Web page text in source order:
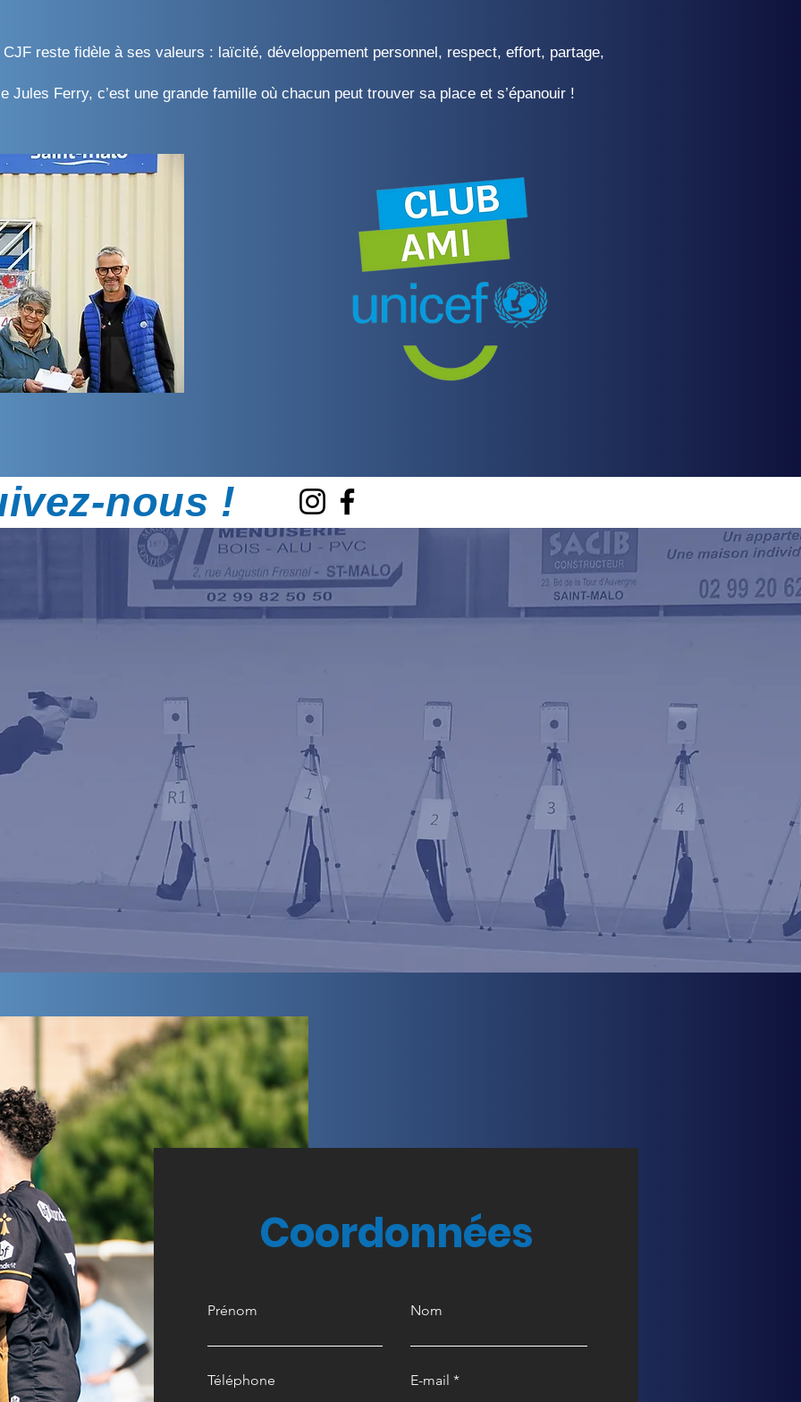
reste fidèle à ses valeurs : laïcité, développement personnel, respect, effort, partage,
Jules Ferry, c’est une grande famille où chacun peut trouver sa place et s’épanouir !
nous !
Coordonnées
Prénom Nom
Téléphone E-mail